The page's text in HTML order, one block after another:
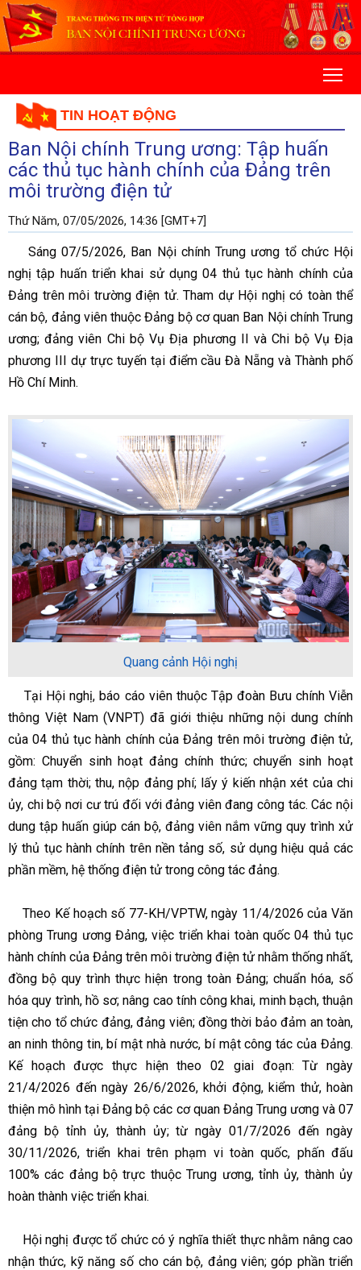
TIN HOẠT ĐỘNG
Ban Nội chính Trung ương: Tập huấn
các thủ tục hành chính của Đảng trên
môi trường điện tử
Thứ Năm, 07/05/2026, 14:36 [GMT+7]
Sáng 07/5/2026, Ban Nội chính Trung ương tổ chức Hội
nghị tập huấn triển khai sử dụng 04 thủ tục hành chính của
Đảng trên môi trường điện tử. Tham dự Hội nghị có toàn thể
cán bộ, đảng viên thuộc Đảng bộ cơ quan Ban Nội chính Trung
ương; đảng viên Chi bộ Vụ Địa phương II và Chi bộ Vụ Địa
phương III dự trực tuyến tại điểm cầu Đà Nẵng và Thành phố
Hồ Chí Minh.
Quang cảnh Hội nghị
Tại Hội nghị, báo cáo viên thuộc Tập đoàn Bưu chính Viễn
thông Việt Nam (VNPT) đã giới thiệu những nội dung chính
của 04 thủ tục hành chính của Đảng trên môi trường điện tử,
gồm: Chuyển sinh hoạt đảng chính thức; chuyển sinh hoạt
đảng tạm thời; thu, nộp đảng phí; lấy ý kiến nhận xét của chi
ủy, chi bộ nơi cư trú đối với đảng viên đang công tác. Các nội
dung tập huấn giúp cán bộ, đảng viên nắm vững quy trình xử
lý thủ tục hành chính trên nền tảng số, sử dụng hiệu quả các
phần mềm, hệ thống điện tử trong công tác đảng.
Theo Kế hoạch số 77-KH/VPTW, ngày 11/4/2026 của Văn
phòng Trung ương Đảng, việc triển khai toàn quốc 04 thủ tục
hành chính của Đảng trên môi trường điện tử nhằm thống nhất,
đồng bộ quy trình thực hiện trong toàn Đảng; chuẩn hóa, số
hóa quy trình, hồ sơ; nâng cao tính công khai, minh bạch, thuận
tiện cho tổ chức đảng, đảng viên; đồng thời bảo đảm an toàn,
an ninh thông tin, bí mật nhà nước, bí mật công tác của Đảng.
Kế hoạch được thực hiện theo 02 giai đoạn: Từ ngày
21/4/2026 đến ngày 26/6/2026, khởi động, kiểm thử, hoàn
thiện mô hình tại Đảng bộ các cơ quan Đảng Trung ương và 07
đảng bộ tỉnh ủy, thành ủy; từ ngày 01/7/2026 đến ngày
30/11/2026, triển khai trên phạm vi toàn quốc, phấn đấu
100% các đảng bộ trực thuộc Trung ương, tỉnh ủy, thành ủy
hoàn thành việc triển khai.
Hội nghị được tổ chức có ý nghĩa thiết thực nhằm nâng cao
nhận thức, kỹ năng số cho cán bộ, đảng viên; góp phần triển